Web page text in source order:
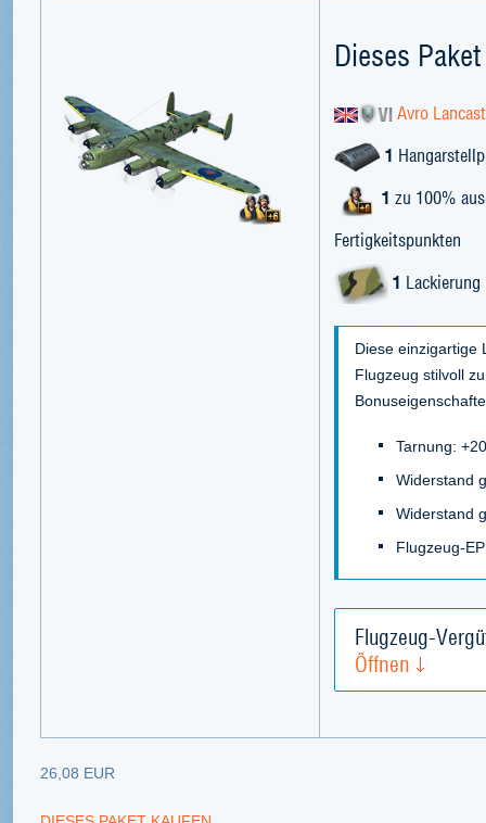
Dieses
Avro
1
1 zu 100%
Fertigkeitspunkten
1 Lackierung
Diese einzigartige
Flugzeug stilvoll
Tarnung:
Widerstand
Widerstand
Flugzeug-
Flugzeug-
Öffnen
26,08 EUR